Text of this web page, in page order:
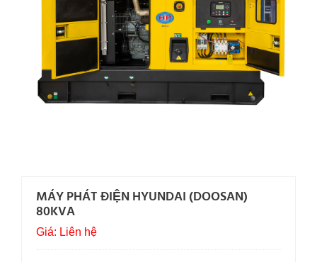
MÁY PHÁT ĐIỆN HYUNDAI (DOOSAN)
80KVA
Giá: Liên hệ